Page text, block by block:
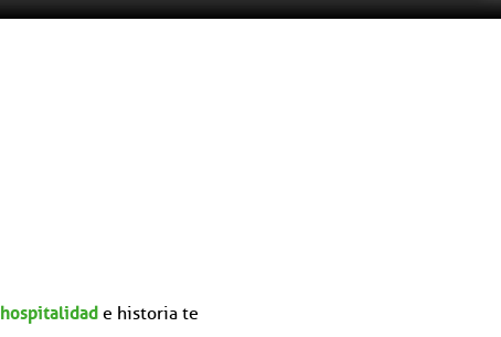
hospitalidade historia te